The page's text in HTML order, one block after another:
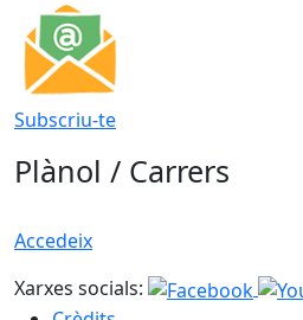
Subscriu-te
Plànol / Carrers
Accedeix
Xarxes socials: